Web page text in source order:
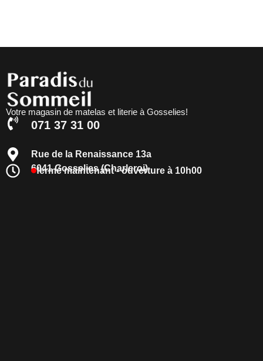
Votre magasin de matelas et literie à Gosselies!
071 37 31 00
Rue de la Renaissance 13a
6041 Gosselies (Charleroi)
fermé maintenant - ouverture à 10h00